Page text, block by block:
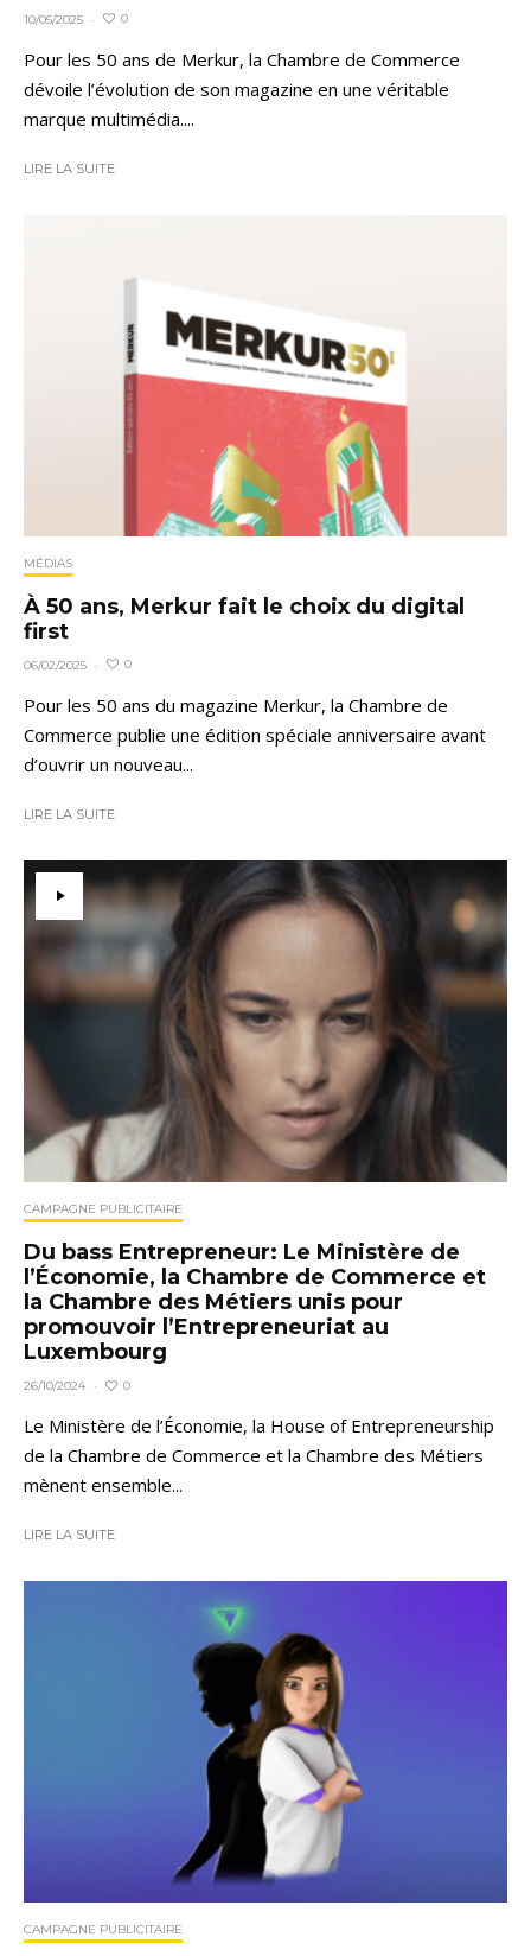
10/05/2025 · 0
Pour les 50 ans de Merkur, la Chambre de Commerce
dévoile l’évolution de son magazine en une véritable
marque multimédia....
LIRE LA SUITE
MÉDIAS
À 50 ans, Merkur fait le choix du digital
first
06/02/2025 · 0
Pour les 50 ans du magazine Merkur, la Chambre de
Commerce publie une édition spéciale anniversaire avant
d’ouvrir un nouveau...
LIRE LA SUITE
CAMPAGNE PUBLICITAIRE
Du bass Entrepreneur: Le Ministère de
l’Économie, la Chambre de Commerce et
la Chambre des Métiers unis pour
promouvoir l’Entrepreneuriat au
Luxembourg
26/10/2024 · 0
Le Ministère de l’Économie, la House of Entrepreneurship
de la Chambre de Commerce et la Chambre des Métiers
mènent ensemble...
LIRE LA SUITE
CAMPAGNE PUBLICITAIRE